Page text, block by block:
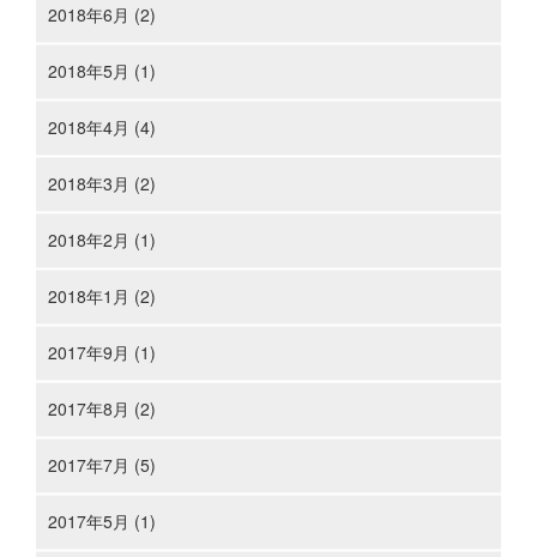
2018年6月 (2)
2018年5月 (1)
2018年4月 (4)
2018年3月 (2)
2018年2月 (1)
2018年1月 (2)
2017年9月 (1)
2017年8月 (2)
2017年7月 (5)
2017年5月 (1)